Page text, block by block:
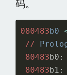
码。
080483b0
//
80483b0:
80483b1: